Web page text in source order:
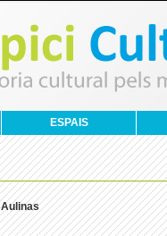
ESPAIS